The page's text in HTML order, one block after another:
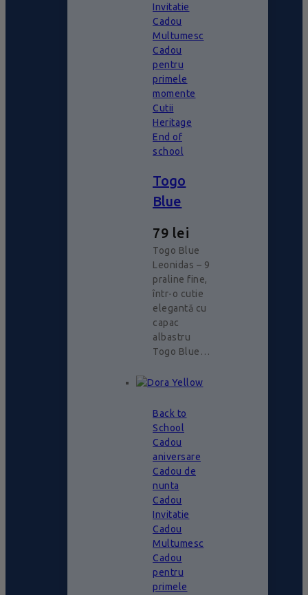
Invitatie
Cadou
Multumesc
Cadou
pentru
primele
momente
Cutii
Heritage
End of
school
Togo
Blue
79 lei
Togo Blue
Leonidas – 9
praline fine,
într-o cutie
elegantă cu
capac
albastru
Togo Blue…
Back to
School
Cadou
aniversare
Cadou de
nunta
Cadou
Invitatie
Cadou
Multumesc
Cadou
pentru
primele